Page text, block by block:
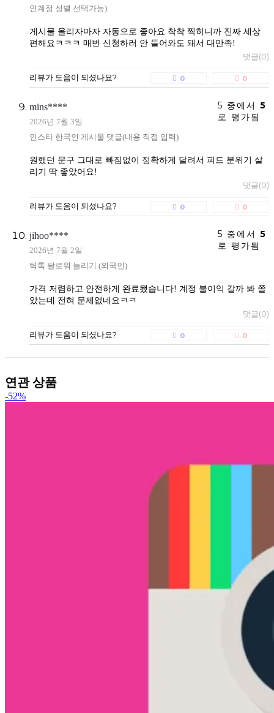
인계정 성별 선택가능)
게시물 올리자마자 자동으로 좋아요 착착 찍히니까 진짜 세상
편해요ㅋㅋㅋ 매번 신청하러 안 들어와도 돼서 대만족!
댓글(0)
리뷰가 도움이 되셨나요? 0 0
5 중에서 5
로 평가됨
mins****
2026년 7월 3일
인스타 한국인 게시물 댓글(내용 직접 입력)
원했던 문구 그대로 빠짐없이 정확하게 달려서 피드 분위기 살
리기 딱 좋았어요!
댓글(0)
리뷰가 도움이 되셨나요? 0 0
5 중에서 5
로 평가됨
jihoo****
2026년 7월 2일
틱톡 팔로워 늘리기 (외국인)
가격 저렴하고 안전하게 완료됐습니다! 계정 불이익 갈까 봐 쫄
았는데 전혀 문제없네요ㅋㅋ
댓글(0)
리뷰가 도움이 되셨나요? 0 0
연관 상품
-52%